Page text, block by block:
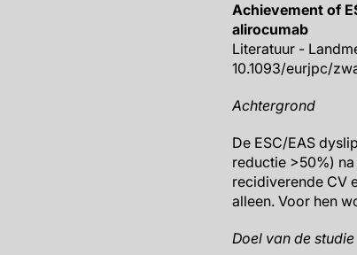
Achievement of
alirocumab
Literatuur -
10.1093/eurjpc/
Achtergrond
De ESC/EAS
reductie >50%)
recidiverende CV
alleen. Voor hen
Doel van de studie